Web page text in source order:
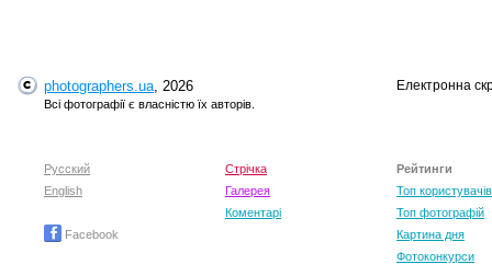
photographers.ua, 2026
Всі фотографії є власністю їх авторів.
Електронна
Русский
English
Facebook
Стрічка
Галерея
Коментарі
Рейтинги
Топ користувачів
Топ фотографій
Картина дня
Фотоконкурси